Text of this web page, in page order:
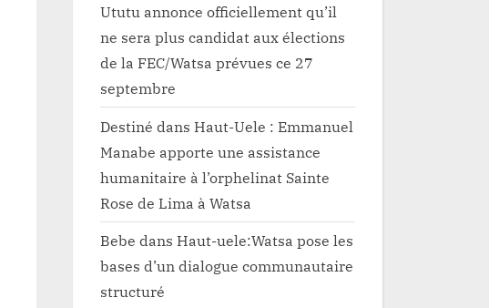
Ututu annonce officiellement qu’il
ne sera plus candidat aux élections
de la FEC/Watsa prévues ce 27
septembre
Destiné dans Haut-Uele : Emmanuel
Manabe apporte une assistance
humanitaire à l’orphelinat Sainte
Rose de Lima à Watsa
Bebe dans Haut-uele:Watsa pose les
bases d’un dialogue communautaire
structuré